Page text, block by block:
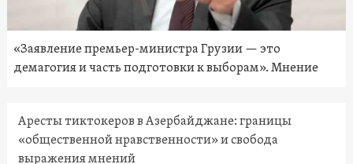
«Заявление премьер-министра Грузии — это
демагогия и часть подготовки к выборам». Мнение
Аресты тиктокеров в Азербайджане: границы
«общественной нравственности» и свобода
выражения мнений